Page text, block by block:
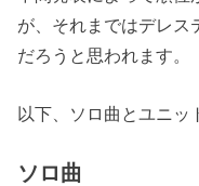
が、それまではデレス
だろうと思われます。
以下、ソロ曲とユニッ
ソロ曲